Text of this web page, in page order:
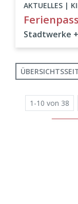
AKTUELLES |
Stadtwerke
1-10 von 38